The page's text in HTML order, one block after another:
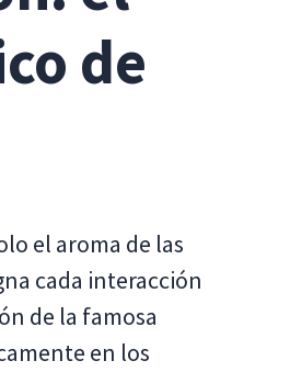
de
el aroma de las
cada interacción
de la famosa
en los